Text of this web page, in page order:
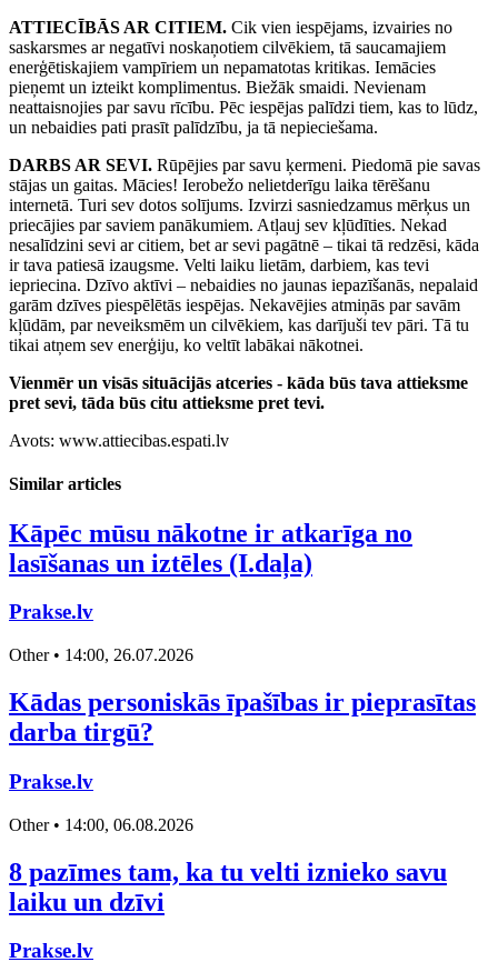
ATTIECĪBĀS AR CITIEM. Cik vien iespējams, izvairies no
saskarsmes ar negatīvi noskaņotiem cilvēkiem, tā saucamajiem
enerģētiskajiem vampīriem un nepamatotas kritikas. Iemācies
pieņemt un izteikt komplimentus. Biežāk smaidi. Nevienam
neattaisnojies par savu rīcību. Pēc iespējas palīdzi tiem, kas to lūdz,
un nebaidies pati prasīt palīdzību, ja tā nepieciešama.
DARBS AR SEVI. Rūpējies par savu ķermeni. Piedomā pie savas
stājas un gaitas. Mācies! Ierobežo nelietderīgu laika tērēšanu
internetā. Turi sev dotos solījums. Izvirzi sasniedzamus mērķus un
priecājies par saviem panākumiem. Atļauj sev kļūdīties. Nekad
nesalīdzini sevi ar citiem, bet ar sevi pagātnē – tikai tā redzēsi, kāda
ir tava patiesā izaugsme. Velti laiku lietām, darbiem, kas tevi
iepriecina. Dzīvo aktīvi – nebaidies no jaunas iepazīšanās, nepalaid
garām dzīves piespēlētās iespējas. Nekavējies atmiņās par savām
kļūdām, par neveiksmēm un cilvēkiem, kas darījuši tev pāri. Tā tu
tikai atņem sev enerģiju, ko veltīt labākai nākotnei.
Vienmēr un visās situācijās atceries - kāda būs tava attieksme
pret sevi, tāda būs citu attieksme pret tevi.
Avots: www.attiecibas.espati.lv
Similar articles
Kāpēc mūsu nākotne ir atkarīga no
lasīšanas un iztēles (I.daļa)
Prakse.lv
Other • 14:00, 26.07.2026
Kādas personiskās īpašības ir pieprasītas
darba tirgū?
Prakse.lv
Other • 14:00, 06.08.2026
8 pazīmes tam, ka tu velti iznieko savu
laiku un dzīvi
Prakse.lv